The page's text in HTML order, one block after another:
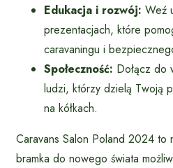
Edukacja i rozwój: Weź
prezentacjach, które
caravaningu i
Społeczność: Dołącz do
ludzi, którzy dzielą Twoją
na kółkach.
Caravans Salon Poland 2024 to
bramka do nowego świata